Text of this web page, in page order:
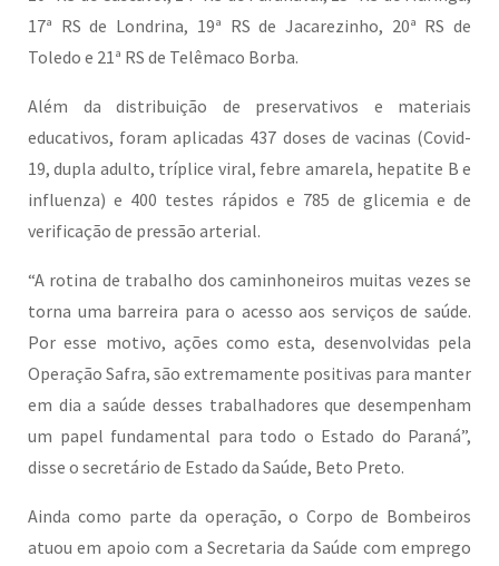
17ª RS de Londrina, 19ª RS de Jacarezinho, 20ª RS de
Toledo e 21ª RS de Telêmaco Borba.
Além da distribuição de preservativos e materiais
educativos, foram aplicadas 437 doses de vacinas (Covid-
19, dupla adulto, tríplice viral, febre amarela, hepatite B e
influenza) e 400 testes rápidos e 785 de glicemia e de
verificação de pressão arterial.
“A rotina de trabalho dos caminhoneiros muitas vezes se
torna uma barreira para o acesso aos serviços de saúde.
Por esse motivo, ações como esta, desenvolvidas pela
Operação Safra, são extremamente positivas para manter
em dia a saúde desses trabalhadores que desempenham
um papel fundamental para todo o Estado do Paraná”,
disse o secretário de Estado da Saúde, Beto Preto.
Ainda como parte da operação, o Corpo de Bombeiros
atuou em apoio com a Secretaria da Saúde com emprego